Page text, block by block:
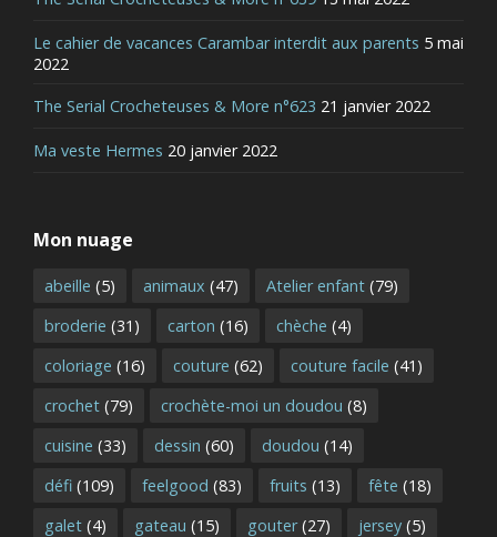
Le cahier de vacances Carambar interdit aux parents 5 mai
2022
The Serial Crocheteuses & More n°623 21 janvier 2022
Ma veste Hermes 20 janvier 2022
Mon nuage
abeille (5) animaux (47) Atelier enfant (79)
broderie (31) carton (16) chèche (4)
coloriage (16) couture (62) couture facile (41)
crochet (79) crochète-moi un doudou (8)
cuisine (33) dessin (60) doudou (14)
défi (109) feelgood (83) fruits (13) fête (18)
galet (4) gateau (15) gouter(27) jersey (5)